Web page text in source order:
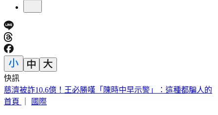
快訊
快訊／台中神岡死亡車禍 婦人遭大貨車撞飛魂斷路口
首頁
國際